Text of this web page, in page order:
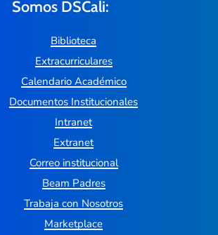
Somos DSCali:
Biblioteca
Extracurriculares
Calendario Académico
Documentos Institucionales
Intranet
Extranet
Correo institucional
Beam Padres
Trabaja con Nosotros
Marketplace